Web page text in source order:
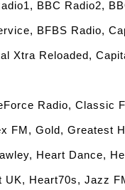
BBC Radio2,
BFBS Radio,
Xtra Reloaded,
Radio, Classic
FM, Gold, Greatest
Heart Dance,
UK, Heart70s, Jazz